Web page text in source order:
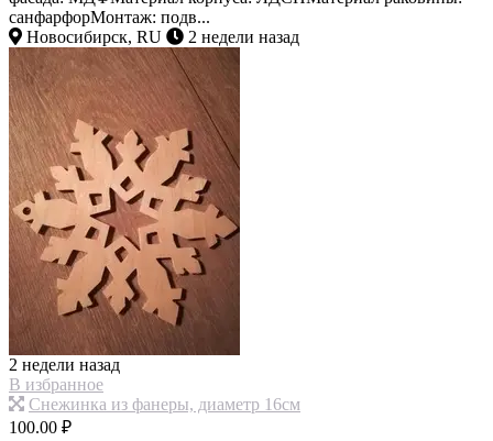
санфарфорМонтаж: подв...
Новосибирск, RU
2 недели назад
2 недели назад
В избранное
Снежинка из фанеры, диаметр 16см
100.00 ₽